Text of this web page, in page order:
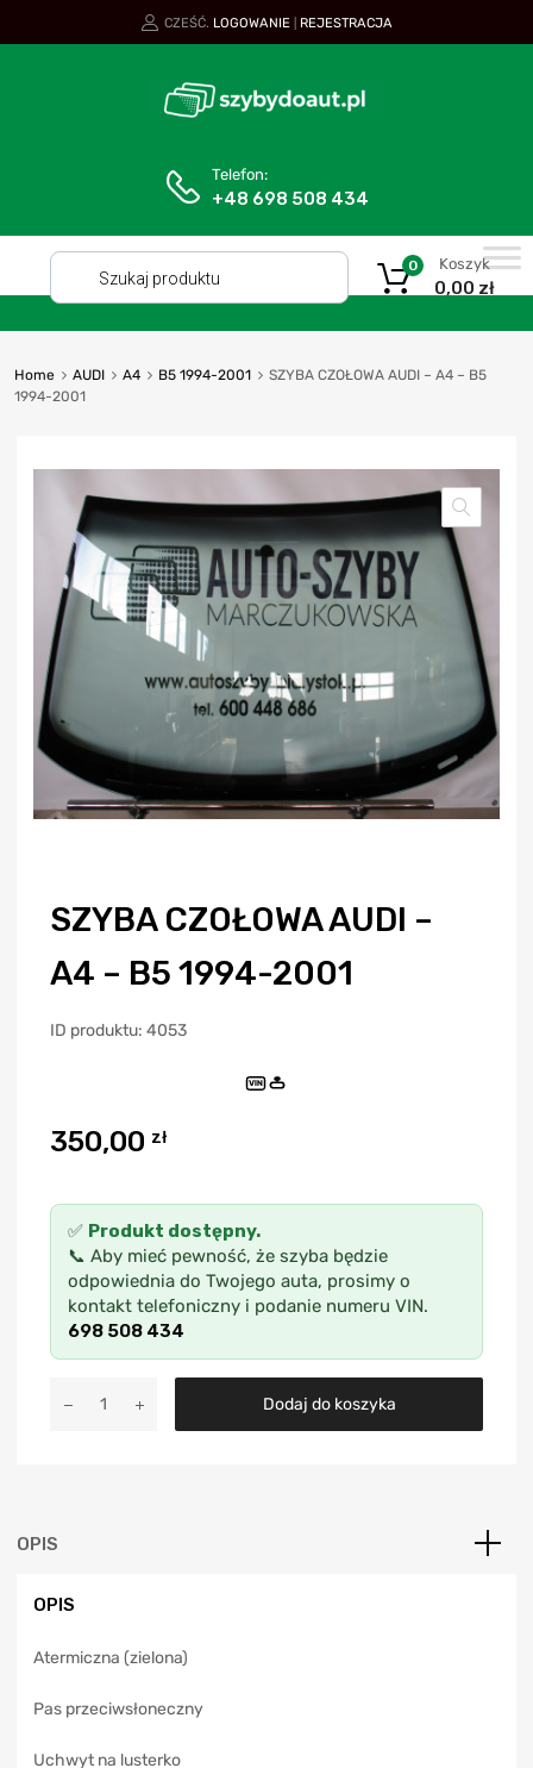
CZEŚĆ. LOGOWANIE REJESTRACJA
Telefon:
+48 698 508 434
Koszyk
0,00 zł
0
Home AUDI A4 B5 1994-2001
SZYBA CZOŁOWA AUDI – A4 – B5
1994-2001
SZYBA CZOŁOWA AUDI –
A4 – B5 1994-2001
ID produktu: 4053
VIN
350,00 zł
✅ Produkt dostępny.
📞 Aby mieć pewność, że szyba będzie
odpowiednia do Twojego auta, prosimy o
kontakt telefoniczny i podanie numeru VIN.
698 508 434
Dodaj do koszyka
a
OPIS
OPIS
Atermiczna (zielona)
Pas przeciwsłoneczny
Uchwyt na lusterko